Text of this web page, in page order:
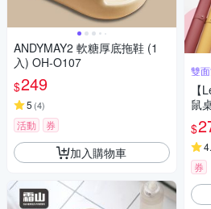
ANDYMAY2 軟糖厚底拖鞋 (1
入) OH-O107
$249
5 (4)
活動 券
加入購物車
雙
【
鼠
$
券